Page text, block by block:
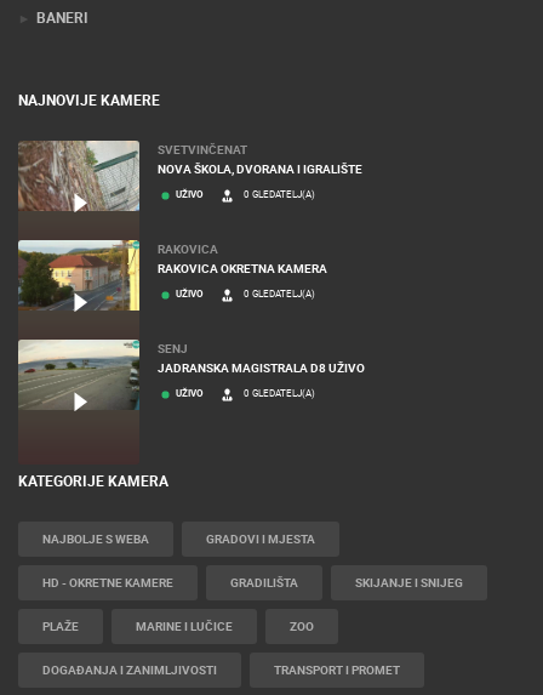
BANERI
NAJNOVIJE KAMERE
SVETVINČENAT
NOVA ŠKOLA, DVORANA I IGRALIŠTE
UŽIVO 0 GLEDATELJ(A)
RAKOVICA
RAKOVICA OKRETNA KAMERA
UŽIVO 0 GLEDATELJ(A)
SENJ
JADRANSKA MAGISTRALA D8 UŽIVO
UŽIVO 0 GLEDATELJ(A)
KATEGORIJE KAMERA
NAJBOLJE S WEBA GRADOVI I MJESTA
HD - OKRETNE KAMERE GRADILIŠTA SKIJANJE I SNIJEG
PLAŽE MARINE I LUČICE ZOO
DOGAĐANJA I ZANIMLJIVOSTI TRANSPORT I PROMET